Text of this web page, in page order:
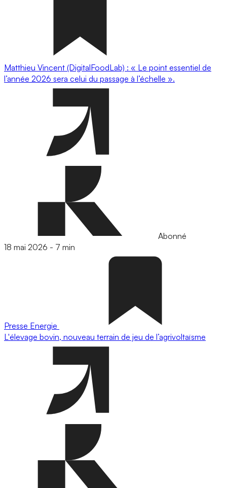
Matthieu Vincent (DigitalFoodLab) : « Le point essentiel de
l’année 2026 sera celui du passage à l’échelle ».
Abonné
18 mai 2026 - 7 min
Presse Energie
L'élevage bovin, nouveau terrain de jeu de l’agrivoltaïsme